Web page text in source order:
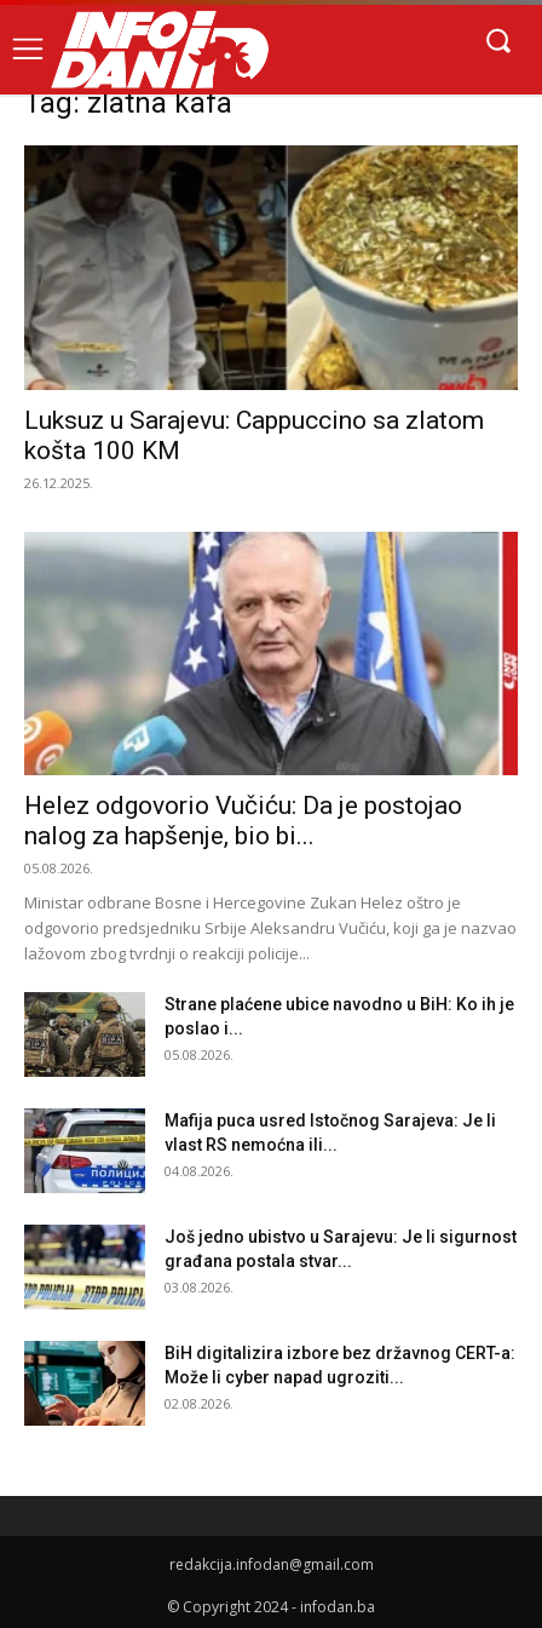
Tag: zlatna kafa
Luksuz u Sarajevu: Cappuccino sa zlatom
košta 100 KM
26.12.2025.
Helez odgovorio Vučiću: Da je postojao
nalog za hapšenje, bio bi...
05.08.2026.
Ministar odbrane Bosne i Hercegovine Zukan Helez oštro je
odgovorio predsjedniku Srbije Aleksandru Vučiću, koji ga je nazvao
lažovom zbog tvrdnji o reakciji policije...
Strane plaćene ubice navodno u BiH: Ko ih je
poslao i...
05.08.2026.
Mafija puca usred Istočnog Sarajeva: Je li
vlast RS nemoćna ili...
04.08.2026.
Još jedno ubistvo u Sarajevu: Je li sigurnost
građana postala stvar...
03.08.2026.
BiH digitalizira izbore bez državnog CERT-a:
Može li cyber napad ugroziti...
02.08.2026.
redakcija.infodan@gmail.com
© Copyright 2024 - infodan.ba